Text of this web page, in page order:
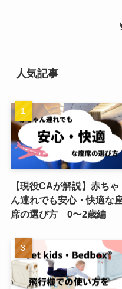
人気記事
【現役CAが解説】赤ちゃ
ん連れでも安心・快適な
席の選び方 0〜2歳編